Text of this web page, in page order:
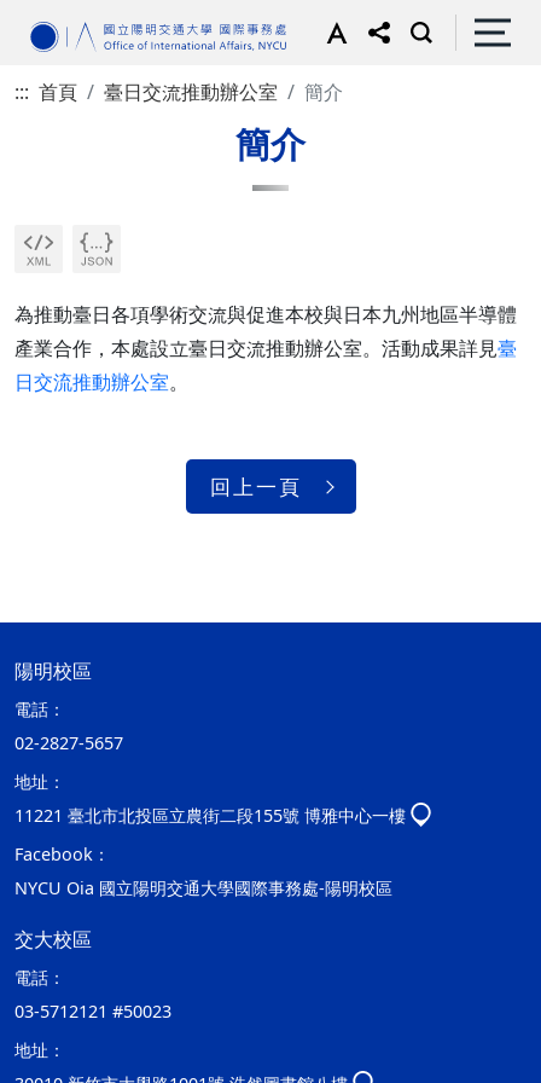
::: 首頁 臺日交流推動辦公室 簡介
簡介
為推動臺日各項學術交流與促進本校與日本九州地區半導體
產業合作，本處設立臺日交流推動辦公室。活動成果詳見臺
日交流推動辦公室。
回上一頁
陽明校區
電話：
02-2827-5657
地址：
11221 臺北市北投區立農街二段155號 博雅中心一樓
Facebook：
NYCU Oia 國立陽明交通大學國際事務處-陽明校區
交大校區
電話：
03-5712121 #50023
地址：